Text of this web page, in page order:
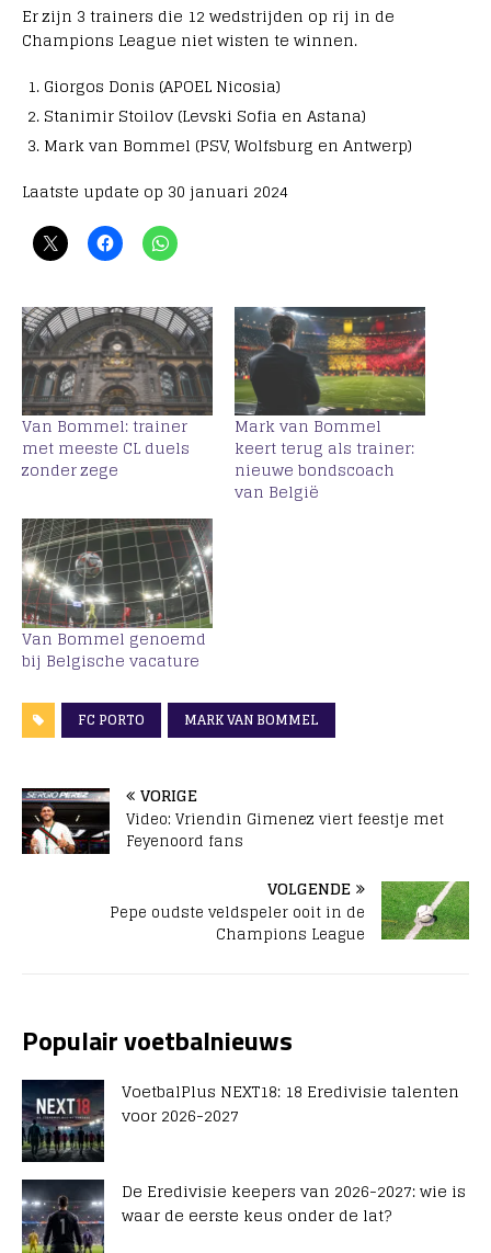
Er zijn 3 trainers die 12 wedstrijden op rij in de
Champions League niet wisten te winnen.
Giorgos Donis (APOEL Nicosia)
Stanimir Stoilov (Levski Sofia en Astana)
Mark van Bommel (PSV, Wolfsburg en Antwerp)
Laatste update op 30 januari 2024
Van Bommel: trainer
met meeste CL duels
zonder zege
Mark van Bommel
keert terug als trainer:
nieuwe bondscoach
van België
Van Bommel genoemd
bij Belgische vacature
FC PORTO MARK VAN BOMMEL
VORIGE
Video: Vriendin Gimenez viert feestje met
Feyenoord fans
VOLGENDE
Pepe oudste veldspeler ooit in de
Champions League
Populair voetbalnieuws
VoetbalPlus NEXT18: 18 Eredivisie talenten
voor 2026-2027
De Eredivisie keepers van 2026-2027: wie is
waar de eerste keus onder de lat?